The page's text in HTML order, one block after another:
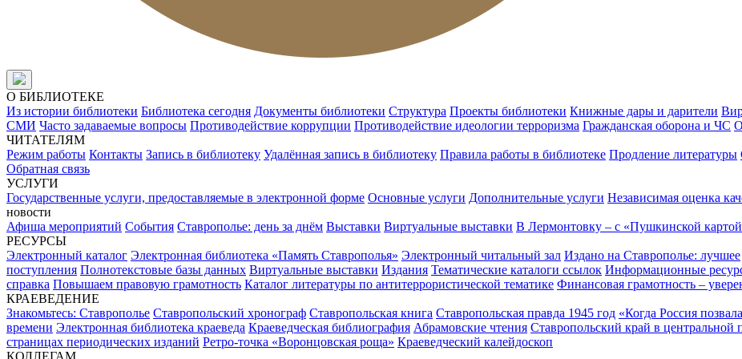
О БИБЛИОТЕКЕ
Из истории библиотеки Библиотека сегодня Документы библиотеки Структура Проекты библиотеки Книжные дары и дарители
СМИ Часто задаваемые вопросы Противодействие коррупции Противодействие идеологии терроризма Гражданская оборона и ЧС
ЧИТАТЕЛЯМ
Режим работы Контакты Запись в библиотеку Удалённая запись в библиотеку Правила работы в библиотеке Продление литературы
Обратная связь
УСЛУГИ
Государственные услуги, предоставляемые в электронной форме Основные услуги Дополнительные услуги Независимая оценка
новости
Афиша мероприятий События Ставрополье: день за днём Выставки Виртуальные выставки В Лермонтовку – с «Пушкинской
РЕСУРСЫ
Электронный каталог Электронная библиотека «Память Ставрополья» Электронный читальный зал Издано на Ставрополье: лучшее
поступления Полнотекстовые базы данных Виртуальные выставки Издания Тематические каталоги ссылок Информационные
справка Повышаем правовую грамотность Каталог литературы по антитеррористической тематике Финансовая грамотность –
КРАЕВЕДЕНИЕ
Знакомьтесь: Ставрополье Ставропольский хронограф Ставропольская книга Ставропольская правда 1945 год «Когда Россия
времени Электронная библиотека краеведа Краеведческая библиография Абрамовские чтения Ставропольский край в центральной
страницах периодических изданий Ретро-точка «Воронцовская роща» Краеведческий калейдоскоп
КОЛЛЕГАМ